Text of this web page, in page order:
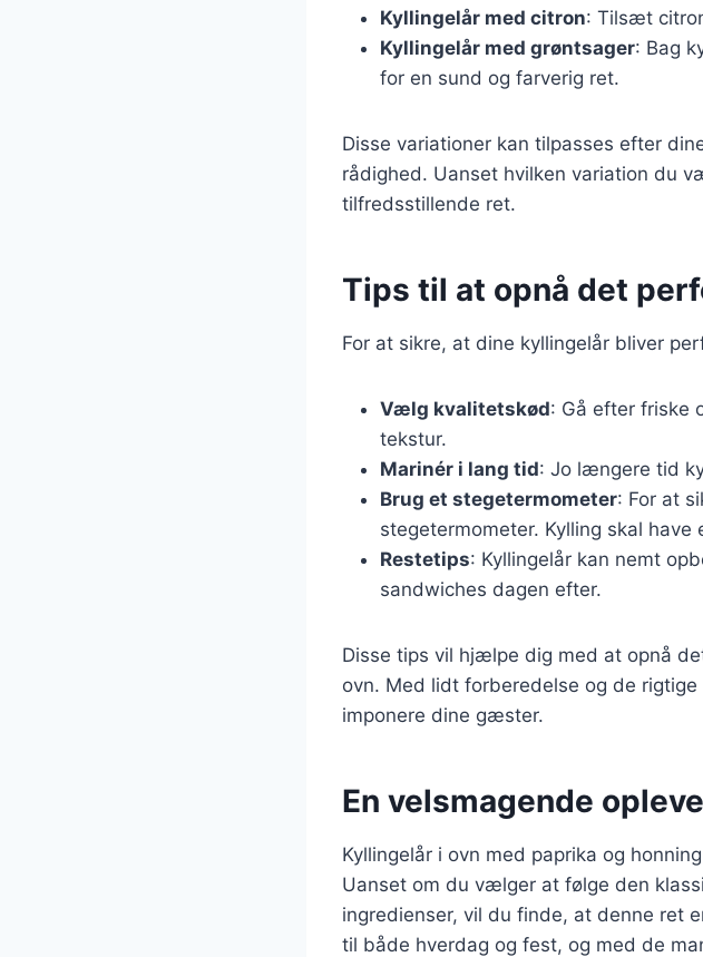
Kyllingelår med citron: Tilsæt
Kyllingelår med grøntsager: Bag
for en sund og farverig ret.
Disse variationer kan tilpasses efter
rådighed. Uanset hvilken variation du
tilfredsstillende ret.
Tips til at opnå det
For at sikre, at dine kyllingelår bliver
Vælg kvalitetskød: Gå efter friske
tekstur.
Marinér i lang tid: Jo længere tid
Brug et stegetermometer: For at
stegetermometer. Kylling skal
Restetips: Kyllingelår kan nemt
sandwiches dagen efter.
Disse tips vil hjælpe dig med at opnå
ovn. Med lidt forberedelse og de
imponere dine gæster.
En velsmagende
Kyllingelår i ovn med paprika og
Uanset om du vælger at følge den
ingredienser, vil du finde, at denne ret
til både hverdag og fest, og med de